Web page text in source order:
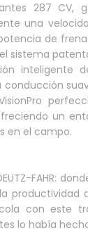
287 CV,
una
de
sistema
inteligente
conducción
un
en el campo.
FAHR:
productividad
con este
lo había